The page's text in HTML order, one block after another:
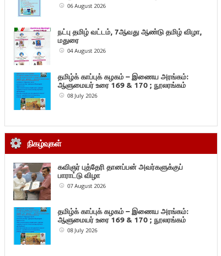
06 August 2026
நட்பு தமிழ் வட்டம், 7ஆவது ஆண்டு தமிழ் விழா,
மதுரை
04 August 2026
தமிழ்க் காப்புக் கழகம் – இணைய அரங்கம்:
ஆளுமையர் உரை 169 & 170 ; நூலரங்கம்
08 July 2026
நிகழ்வுகள்
கவிஞர் புத்தேரி தானப்பன் அவர்களுக்குப்
பாராட்டு விழா
07 August 2026
தமிழ்க் காப்புக் கழகம் – இணைய அரங்கம்:
ஆளுமையர் உரை 169 & 170 ; நூலரங்கம்
08 July 2026